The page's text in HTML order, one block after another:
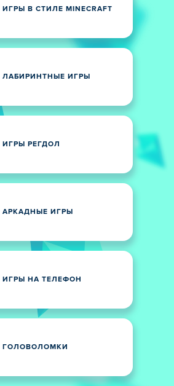
ИГРЫ В СТИЛЕ MINECRAFT
ЛАБИРИНТНЫЕ ИГРЫ
ИГРЫ РЕГДОЛ
АРКАДНЫЕ ИГРЫ
ИГРЫ НА ТЕЛЕФОН
ГОЛОВОЛОМКИ